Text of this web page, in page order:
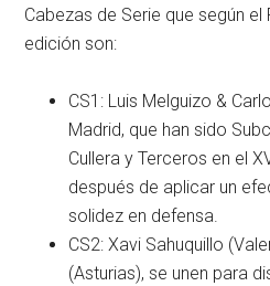
Cabezas de Serie que según el
edición son:
CS1: Luis Melguizo &
Madrid, que han sido
Cullera y Terceros en el
después de aplicar un
solidez en defensa.
CS2: Xavi Sahuquillo
(Asturias), se unen para